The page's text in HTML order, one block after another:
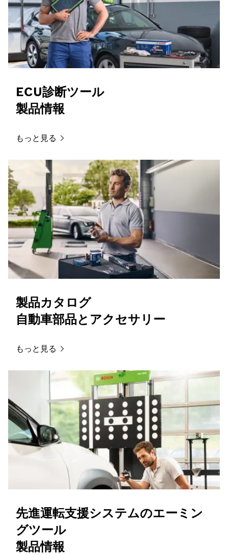
ECU診断ツール
製品情報
もっと見る
製品カタログ
自動車部品とアクセサリー
もっと見る
先進運転支援システムのエーミン
グツール
製品情報